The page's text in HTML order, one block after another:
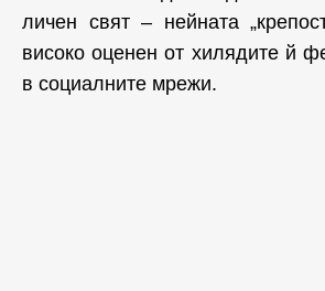
личен свят – нейната
високо оценен от хилядите й
в социалните мрежи.